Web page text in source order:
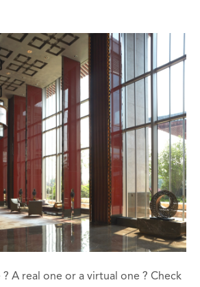
A real one or a virtual one ? Check